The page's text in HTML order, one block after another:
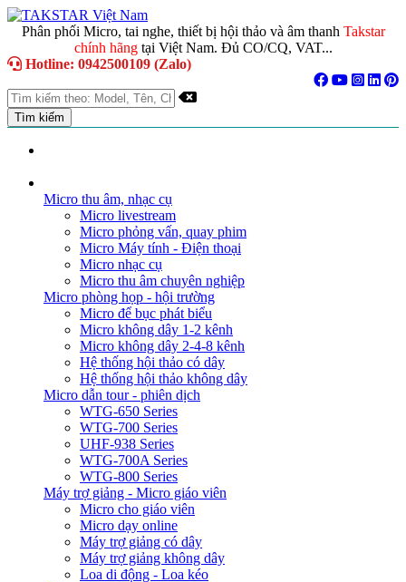
Phân phối Micro, tai nghe, thiết bị hội thảo và âm thanh Takstar
chính hãng tại Việt Nam. Đủ CO/CQ, VAT...
Hotline: 0942500109 (Zalo)
Micro thu âm, nhạc cụ
Micro livestream
Micro phỏng vấn, quay phim
Micro Máy tính - Điện thoại
Micro nhạc cụ
Micro thu âm chuyên nghiệp
Micro phòng họp - hội trường
Micro để bục phát biểu
Micro không dây 1-2 kênh
Micro không dây 2-4-8 kênh
Hệ thống hội thảo có dây
Hệ thống hội thảo không dây
Micro dẫn tour - phiên dịch
WTG-650 Series
WTG-700 Series
UHF-938 Series
WTG-700A Series
WTG-800 Series
Máy trợ giảng - Micro giáo viên
Micro cho giáo viên
Micro dạy online
Máy trợ giảng có dây
Máy trợ giảng không dây
Loa di động - Loa kéo